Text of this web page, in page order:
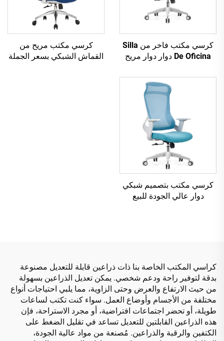
كرسي مكتب فاخر من Silla
De Oficina دوار دوار مريح
شبكي متوسط الظهر للمكتب
كرسي مكتب مريح من
القماش الشبكي بسعر الجملة
كرسي مكتب بتصميم شبكي
دوار عالي الجودة للبيع
كراسي المكتب الخاصة بنا ذات ذراعين قابلة للتعديل مصنوعة
بدقة لتوفير راحة ودعم شخصي. يمكن تعديل الذراعين بسهولة
من حيث الارتفاع والعرض وحتى الزاوية، مما يلبي احتياجات أنواع
مختلفة من الأجسام وأوضاع العمل. سواء كنت تكتب لساعات
طويلة، أو تحضر اجتماعات افتراضية، أو مجرد الاستراحة، فإن
هذه الذراعين القابلتين للتعديل تساعد في تقليل الضغط على
الكتفين والرقبة والذراعين. مُصنعة من مواد عالية الجودة،